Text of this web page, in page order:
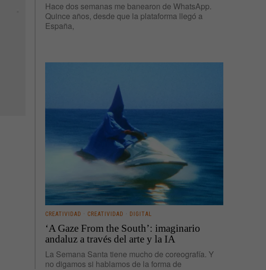
Hace dos semanas me banearon de WhatsApp.
Quince años, desde que la plataforma llegó a
España,
CREATIVIDAD · CREATIVIDAD · DIGITAL
‘A Gaze From the South’: imaginario
andaluz a través del arte y la IA
La Semana Santa tiene mucho de coreografía. Y
no digamos si hablamos de la forma de